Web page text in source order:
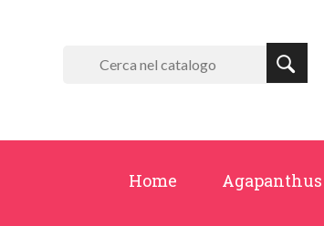
Home Agapanthus